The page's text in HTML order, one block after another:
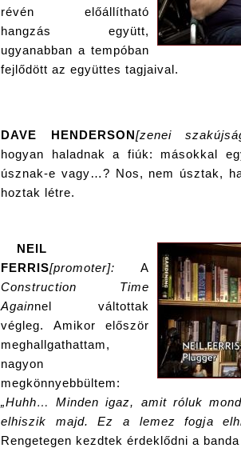
révén előállítható
hangzás együtt,
ugyanabban a tempóban
fejlődött az együttes tagjaival.
DAVE HENDERSON[zenei
hogyan haladnak a fiúk: másokkal
úsznak-e vagy…? Nos, nem úsztak,
hoztak létre.
NEIL
FERRIS[promoter]: A
Construction Time
Againnel váltottak
végleg. Amikor először
meghallgathattam,
nagyon
megkönnyebbültem:
„Huhh… Minden igaz, amit róluk
elhiszik majd. Ez a lemez fogja
Rengetegen kezdtek érdeklődni a